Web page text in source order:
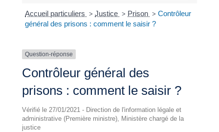
Accueil particuliers > Justice > Prison > Contrôleur
général des prisons : comment le saisir ?
Question-réponse
Contrôleur général des
prisons : comment le saisir ?
Vérifié le 27/01/2021 - Direction de l'information légale et
administrative (Première ministre), Ministère chargé de la
justice